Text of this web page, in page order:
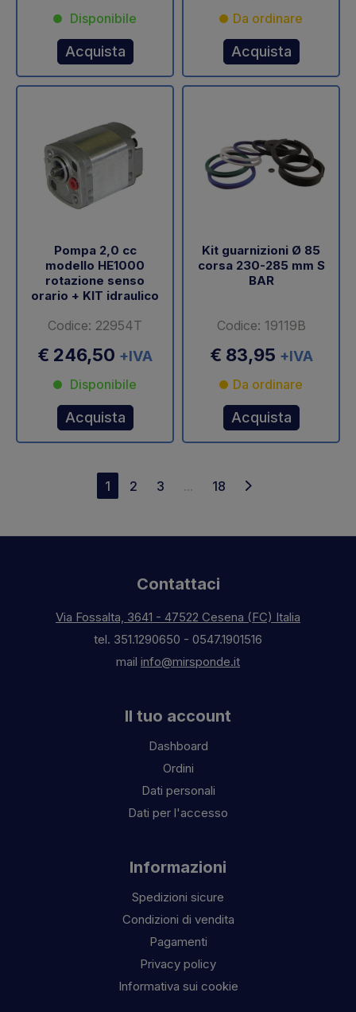
Disponibile
Acquista
Da ordinare
Acquista
Pompa 2,0 cc
modello HE1000
rotazione senso
orario + KIT idraulico
Codice: 22954T
€ 246,50 +IVA
Disponibile
Acquista
Kit guarnizioni Ø 85
corsa 230-285 mm S
BAR
Codice: 19119B
€ 83,95 +IVA
Da ordinare
Acquista
1 2 3 ... 18
Contattaci
Via Fossalta, 3641 - 47522 Cesena (FC) Italia
tel. 351.1290650 - 0547.1901516
mail info@mirsponde.it
Il tuo account
Dashboard
Ordini
Dati personali
Dati per l'accesso
Informazioni
Spedizioni sicure
Condizioni di vendita
Pagamenti
Privacy policy
Informativa sui cookie